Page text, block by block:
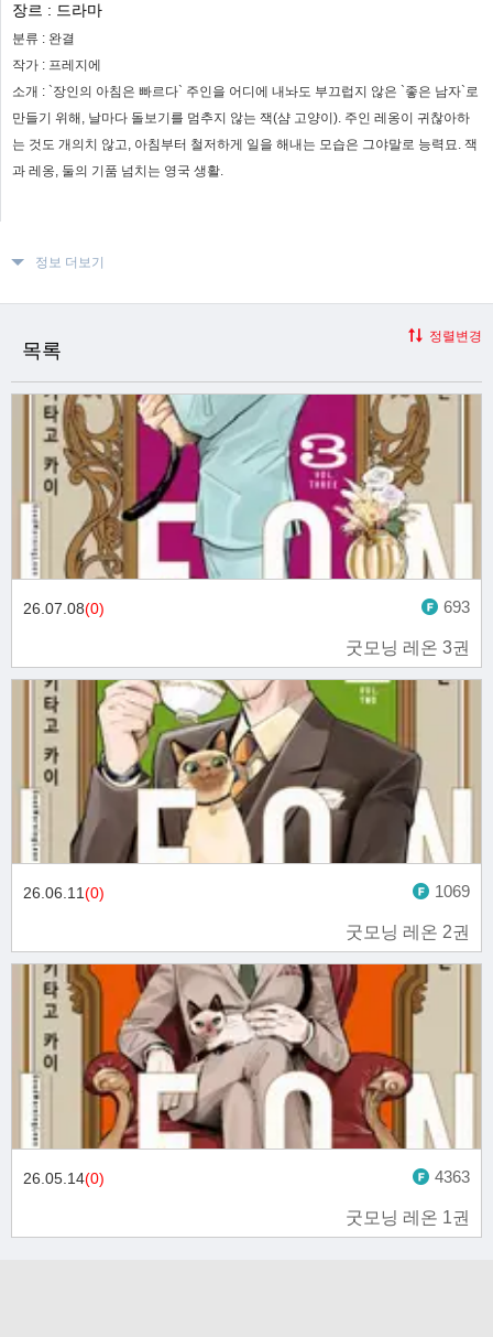
장르 : 드라마
분류 : 완결
작가 : 프레지에
소개 : `장인의 아침은 빠르다` 주인을 어디에 내놔도 부끄럽지 않은 `좋은 남자`로
만들기 위해, 날마다 돌보기를 멈추지 않는 잭(샴 고양이). 주인 레옹이 귀찮아하
는 것도 개의치 않고, 아침부터 철저하게 일을 해내는 모습은 그야말로 능력묘. 잭
과 레옹, 둘의 기품 넘치는 영국 생활.
정보 더보기
목록
정렬변경
굿모닝 레온 3권
26.07.08(0) 693
굿모닝 레온 2권
26.06.11(0) 1069
굿모닝 레온 1권
26.05.14(0) 4363